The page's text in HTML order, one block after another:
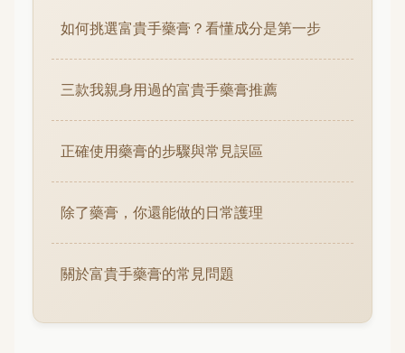
如何挑選富貴手藥膏？看懂成分是第一步
三款我親身用過的富貴手藥膏推薦
正確使用藥膏的步驟與常見誤區
除了藥膏，你還能做的日常護理
關於富貴手藥膏的常見問題